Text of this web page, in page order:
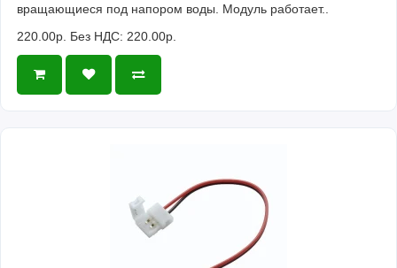
вращающиеся под напором воды. Модуль работает..
220.00р. Без НДС: 220.00р.